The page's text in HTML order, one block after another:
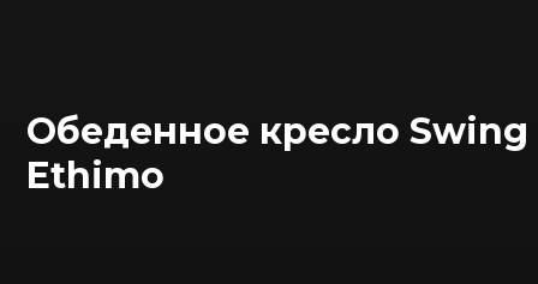
Обеденное кресло Swing
Ethimo